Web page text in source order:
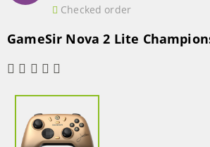
Checked order
GameSir Nova 2 Lite